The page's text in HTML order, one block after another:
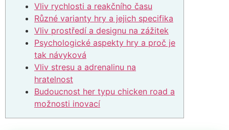
Vliv rychlosti a reakčního času
Různé varianty hry a jejich specifika
Vliv prostředí a designu na zážitek
Psychologické aspekty hry a proč je
tak návyková
Vliv stresu a adrenalinu na
hratelnost
Budoucnost her typu chicken road a
možnosti inovací